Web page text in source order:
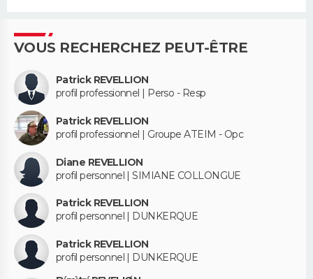
VOUS RECHERCHEZ PEUT-ÊTRE
Patrick REVELLION
profil professionnel | Perso - Resp
Patrick REVELLION
profil professionnel | Groupe ATEIM - Opc
Diane REVELLION
profil personnel | SIMIANE COLLONGUE
Patrick REVELLION
profil personnel | DUNKERQUE
Patrick REVELLION
profil personnel | DUNKERQUE